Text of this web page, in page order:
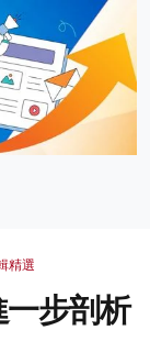
精選
步剖析